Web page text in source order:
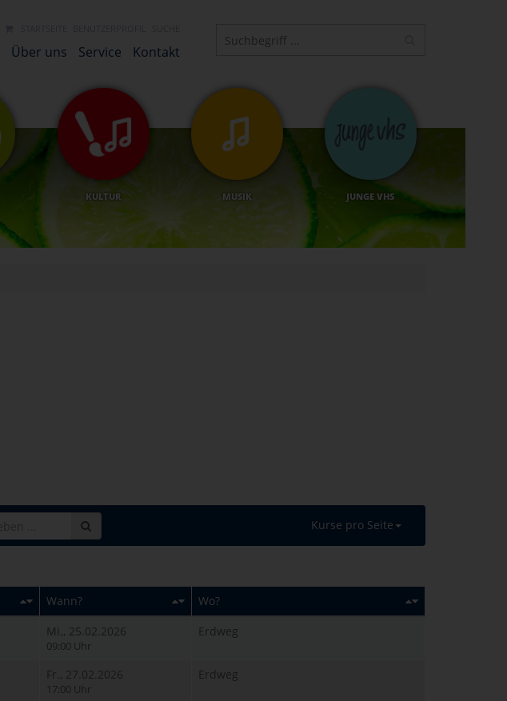
Über uns Service Kontakt
KULTUR MUSIK JUNGE VHS
Kurse pro Seite
Wann?
Wo?
Mi., 25.02.2026
09:00 Uhr
Erdweg
Fr., 27.02.2026
17:00 Uhr
Erdweg